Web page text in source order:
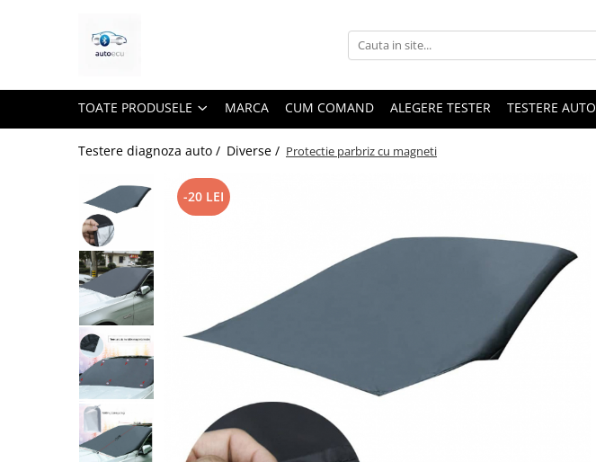
Toate Produsele
Testere Dacia si Renault
Testere Ford si Mazda
Testere Fiat/Alfa Romeo
Testere Opel
Testere Jeep/Chrysler
Testere Nissan
Testere Toyota
Testere Tesla
Testere Volvo
Testere multimarca
TOATE PRODUSELE MARCA CUM COMAND ALEGERE TESTER TESTERE AUTO
Testere diagnoza auto / Diverse / Protectie parbriz cu magneti
-20 LEI